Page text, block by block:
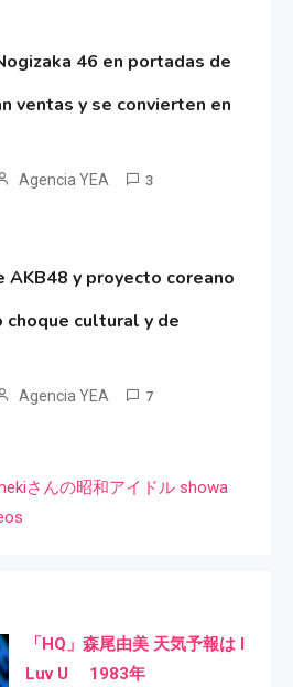
46 en portadas de
ventas y se convierten en
Agencia YEA 3
AKB48 y proyecto coreano
choque cultural y de
Agencia YEA 7
さんの昭和アイドル showa
「HQ」森尾由美 天気予報は I
Luv U 1983年